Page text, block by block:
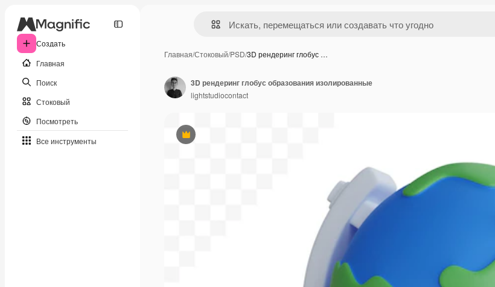
Создать
Главная
Поиск
Стоковый
Посмотреть
Все инструменты
Главная/Стоковый/PSD/3D рендеринг глобус …
Премиум
3D рендеринг глобус образования изолированные
lightstudiocontact